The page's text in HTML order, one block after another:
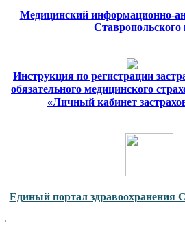
Медицинский информационно-
Ставропольского
Инструкция по регистрации
обязательного медицинского
«Личный кабинет
Единый портал здравоохранения